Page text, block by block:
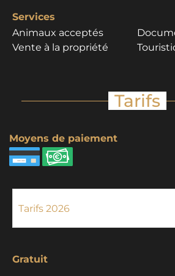
Services
Animaux acceptés
Vente à la propriété
Tarifs
Moyens de paiement
Gratuit